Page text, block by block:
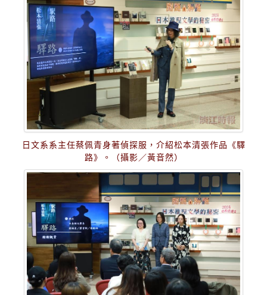
日文系系主任蔡佩青身著偵探服，介紹松本清張作品《驛
路》。（攝影／黃音然）